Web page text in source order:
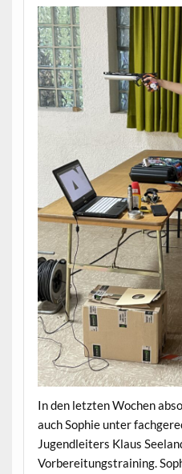
In den letzten Wochen
auch Sophie unter
Jugendleiters Klaus
Vorbereitungstraining.